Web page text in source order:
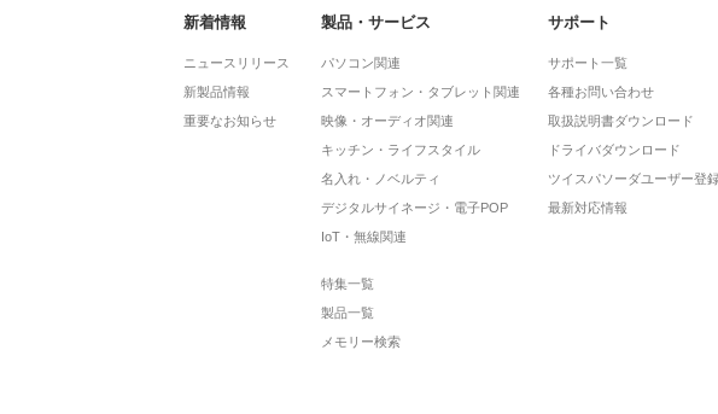
新着情報
ニュースリリース
新製品情報
重要なお知らせ
製品・サービス
パソコン関連
スマートフォン・タブレット関連
映像・オーディオ関連
キッチン・ライフスタイル
名入れ・ノベルティ
デジタルサイネージ・電子POP
IoT・無線関連
特集一覧
製品一覧
メモリー検索
サポート
サポート一覧
各種お問い合わせ
取扱説明書ダウンロード
ドライバダウンロード
ツイスパソーダユーザー登
最新対応情報